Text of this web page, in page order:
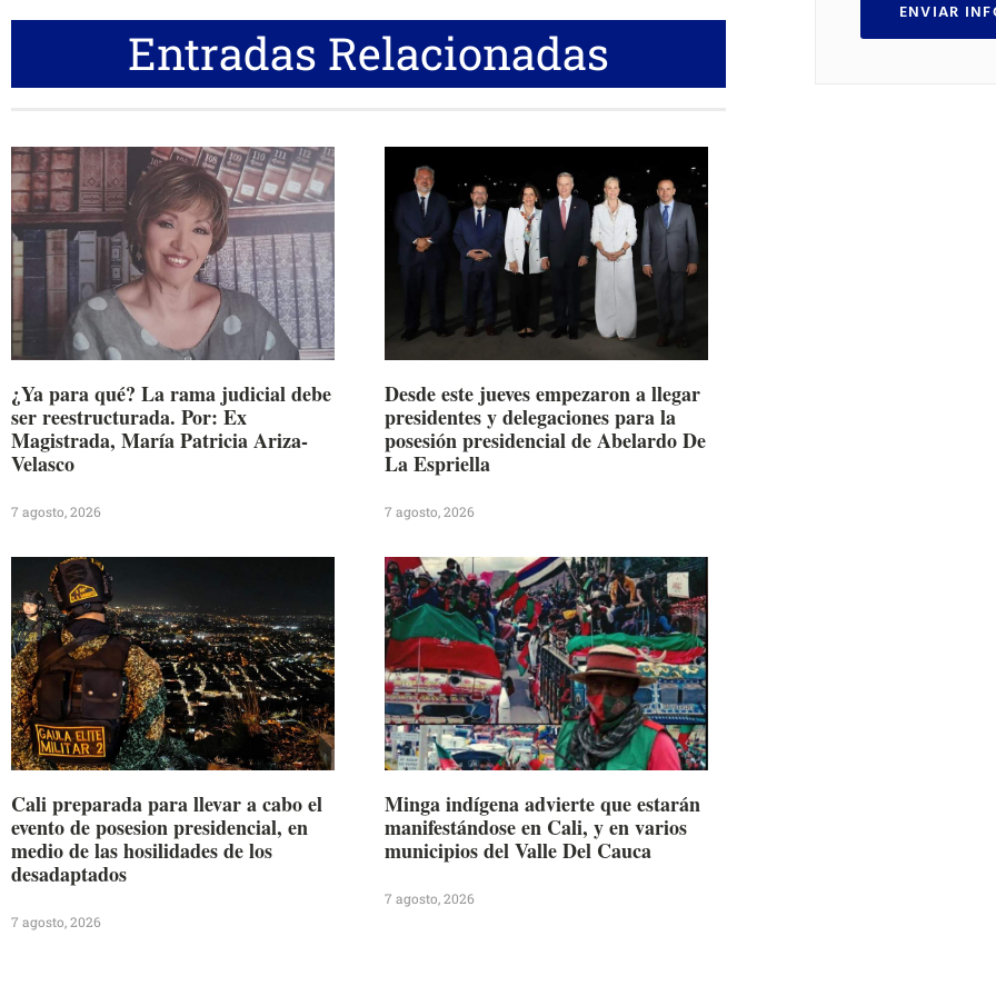
Entradas Relacionadas
¿Ya para qué? La rama judicial debe
ser reestructurada. Por: Ex
Magistrada, María Patricia Ariza-
Velasco
7 agosto, 2026
Desde este jueves empezaron a llegar
presidentes y delegaciones para la
posesión presidencial de Abelardo De
La Espriella
7 agosto, 2026
Cali preparada para llevar a cabo el
evento de posesion presidencial, en
medio de las hosilidades de los
desadaptados
7 agosto, 2026
Minga indígena advierte que estarán
manifestándose en Cali, y en varios
municipios del Valle Del Cauca
7 agosto, 2026
ENVIAR